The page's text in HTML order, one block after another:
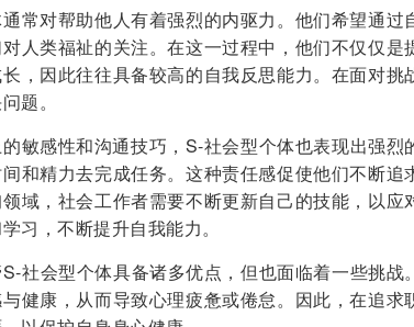
常对帮助他人有着强烈的内驱力。他们希望通
人类福祉的关注。在这一过程中，他们不仅仅
，因此往往具备较高的自我反思能力。在面对
题。
敏感性和沟通技巧，S-社会型个体也表现出强烈
和精力去完成任务。这种责任感促使他们不断追
域，社会工作者需要不断更新自己的技能，以
习，不断提升自我能力。
社会型个体具备诸多优点，但也面临着一些挑
健康，从而导致心理疲惫或倦怠。因此，在追